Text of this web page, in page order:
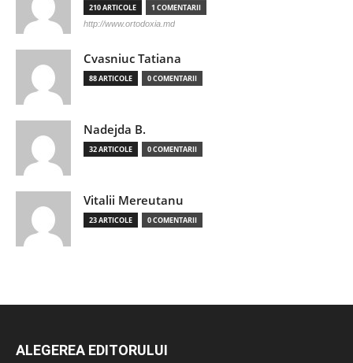
210 ARTICOLE 1 COMENTARII
http://www.ortodoxia.md
Cvasniuc Tatiana
88 ARTICOLE 0 COMENTARII
Nadejda B.
32 ARTICOLE 0 COMENTARII
Vitalii Mereutanu
23 ARTICOLE 0 COMENTARII
ALEGEREA EDITORULUI